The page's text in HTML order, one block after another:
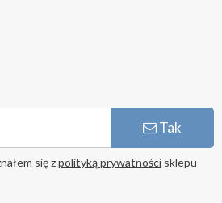
Tak
się zpolityką prywatności sklepu